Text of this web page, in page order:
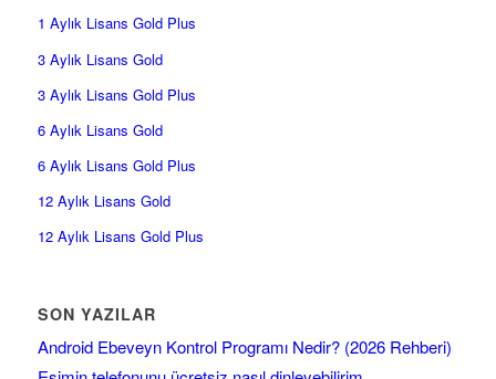
1 Aylık Lisans Gold Plus
3 Aylık Lisans Gold
3 Aylık Lisans Gold Plus
6 Aylık Lisans Gold
6 Aylık Lisans Gold Plus
12 Aylık Lisans Gold
12 Aylık Lisans Gold Plus
SON YAZILAR
Android Ebeveyn Kontrol Programı Nedir? (2026 Rehberi)